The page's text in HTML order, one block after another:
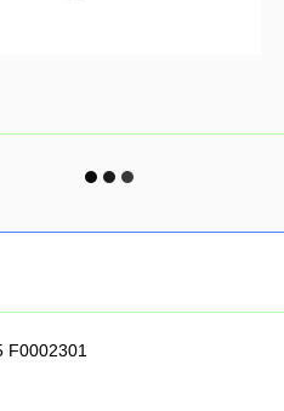
F0002301